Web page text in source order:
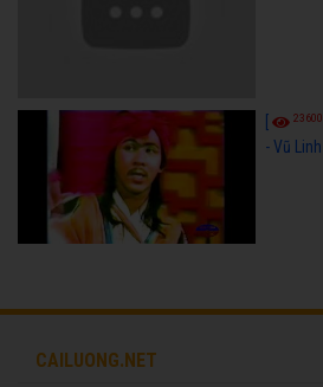
23600
- Vũ Linh
CAILUONG.NET